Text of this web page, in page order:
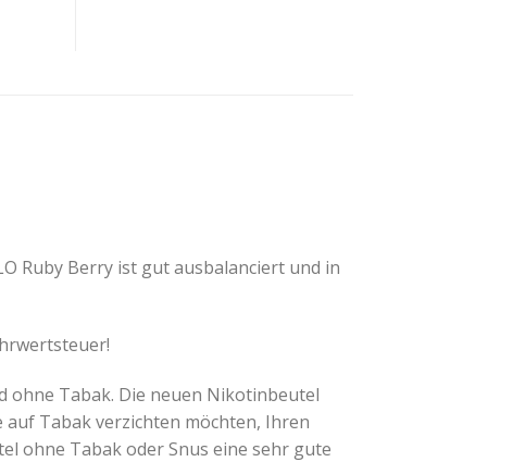
Ruby Berry ist gut ausbalanciert und in
ohne Tabak. Die neuen Nikotinbeutel
Tabak verzichten möchten, Ihren
ohne Tabak oder Snus eine sehr gute